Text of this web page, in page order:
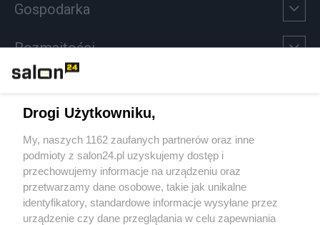
Gospodarka
Rozmaitości
Sport
Społeczeństwo
Kultura
Drogi Użytkowniku,
My, naszych 1162 zaufanych partnerów oraz inne
podmioty z salon24.pl uzyskujemy dostęp i
przechowujemy informacje na urządzeniu oraz
przetwarzamy dane osobowe, takie jak unikalne
identyfikatory, standardowe informacje wysyłane przez
urządzenie czy dane przeglądania w celu zapewniania